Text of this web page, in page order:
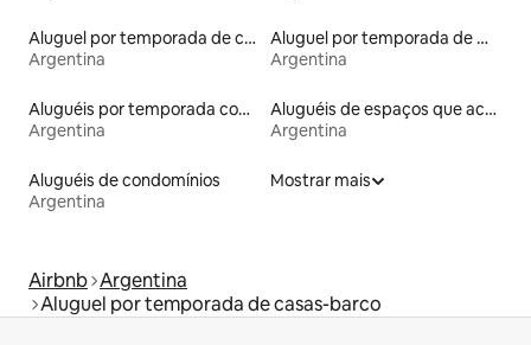
Aluguel por temporada de casas na árvore
Argentina
Aluguel por temporada de microcasas
Argentina
Aluguéis por temporada com banheira de hidromassagem
Argentina
Aluguéis de espaços que aceitam animais de estimação
Argentina
Aluguéis de condomínios
Argentina
Mostrar mais
Airbnb Argentina
Aluguel por temporada de casas-barco